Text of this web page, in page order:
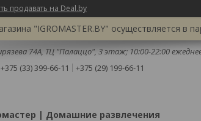
продавать на Deal.by
"IGROMASTER.BY" осуществляется
74A, ТЦ "Палаццо", 3 этаж; 10:00-22:00
+375 (33) 399-66-11 +375 (29) 199-66-11
| Домашние развлечения